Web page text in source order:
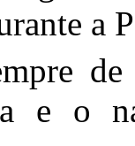
a
e o